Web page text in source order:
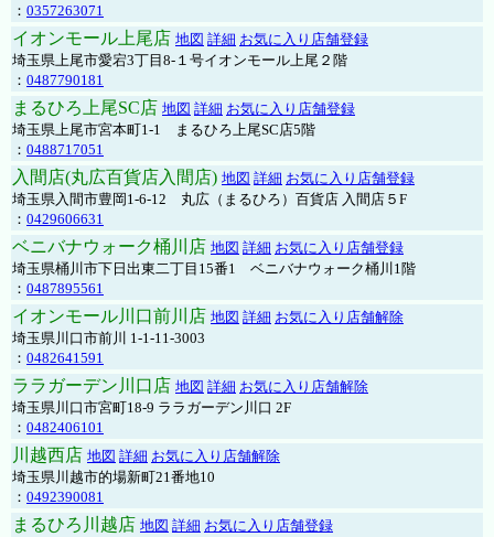
： 0357263071
イオンモール上尾店 地図 詳細 お気に入り店舗登録
埼玉県上尾市愛宕3丁目8-１号イオンモール上尾２階
： 0487790181
まるひろ上尾SC店 地図 詳細 お気に入り店舗登録
埼玉県上尾市宮本町1-1 まるひろ上尾SC店5階
： 0488717051
入間店(丸広百貨店入間店) 地図 詳細 お気に入り店舗登録
埼玉県入間市豊岡1-6-12 丸広（まるひろ）百貨店 入間店５F
： 0429606631
ベニバナウォーク桶川店 地図 詳細 お気に入り店舗登録
埼玉県桶川市下日出東二丁目15番1 ベニバナウォーク桶川1階
： 0487895561
イオンモール川口前川店 地図 詳細 お気に入り店舗解除
埼玉県川口市前川 1-1-11-3003
： 0482641591
ララガーデン川口店 地図 詳細 お気に入り店舗解除
埼玉県川口市宮町18-9 ララガーデン川口 2F
： 0482406101
川越西店 地図 詳細 お気に入り店舗解除
埼玉県川越市的場新町21番地10
： 0492390081
まるひろ川越店 地図 詳細 お気に入り店舗登録